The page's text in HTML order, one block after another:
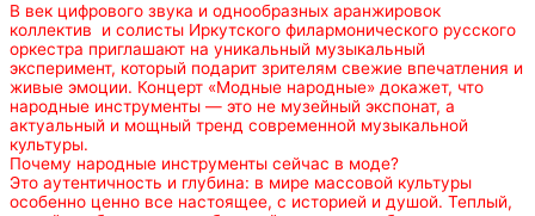
В век цифрового звука и однообразных аранжировок
коллектив и солисты Иркутского филармонического русского
оркестра приглашают на уникальный музыкальный
эксперимент, который подарит зрителям свежие впечатления и
живые эмоции. Концерт «Модные народные» докажет, что
народные инструменты — это не музейный экспонат, а
актуальный и мощный тренд современной музыкальной
культуры.
Почему народные инструменты сейчас в моде?
Это аутентичность и глубина: в мире массовой культуры
особенно ценно все настоящее, с историей и душой. Теплый,